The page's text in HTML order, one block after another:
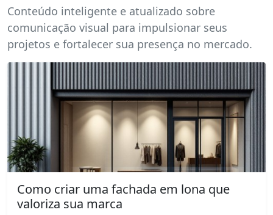
Conteúdo inteligente e atualizado sobre
comunicação visual para impulsionar seus
projetos e fortalecer sua presença no mercado.
Como criar uma fachada em lona que
valoriza sua marca